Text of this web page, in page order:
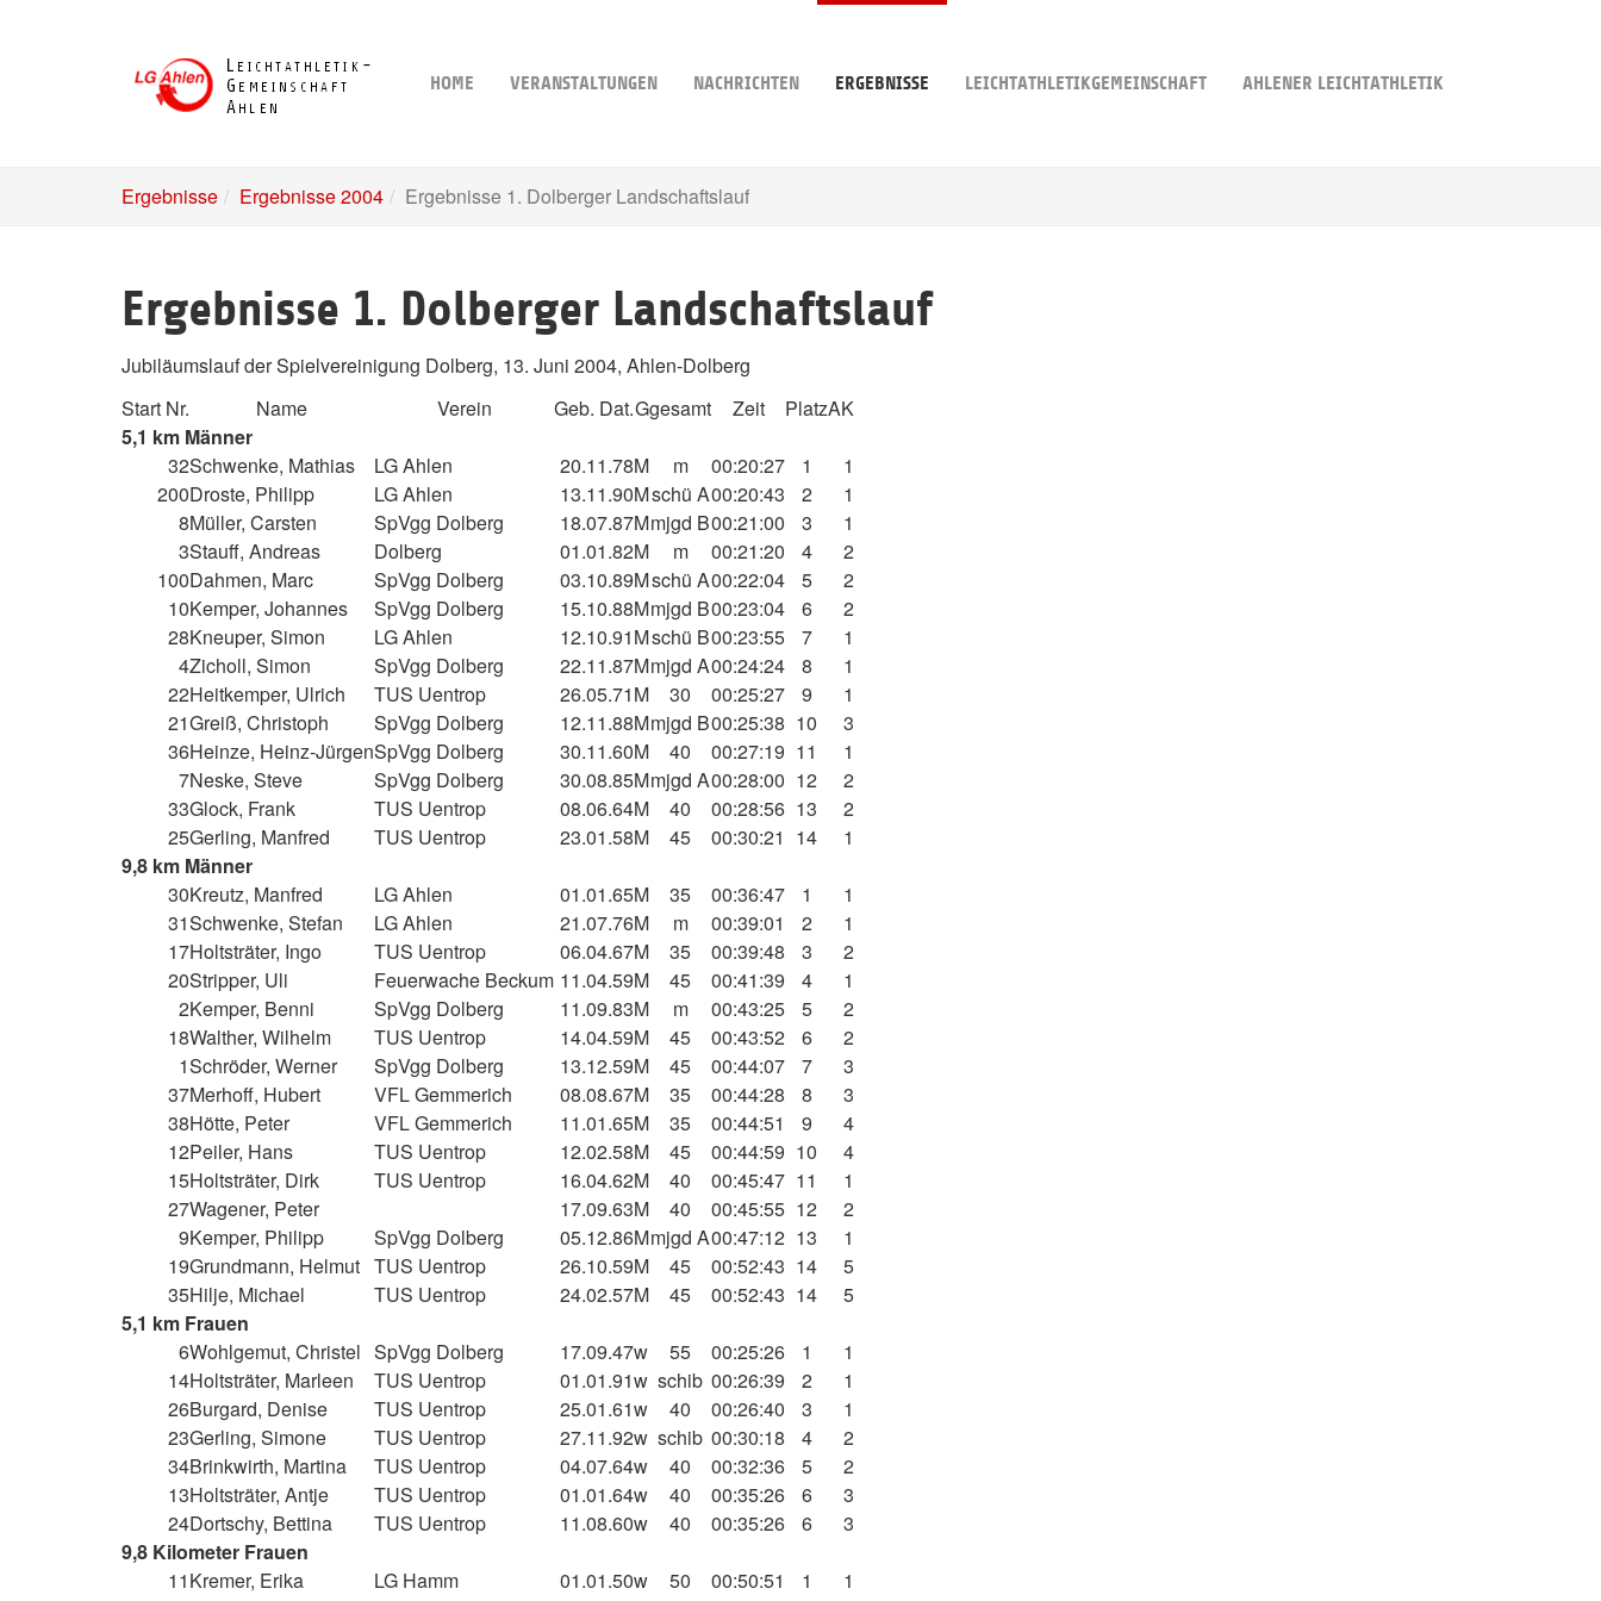
HOME VERANSTALTUNGEN NACHRICHTEN ERGEBNISSE LEICHTATHLETIKGEMEINSCHAFT AHLENER LEICHTATHLETIK
Ergebnisse Ergebnisse 2004 Ergebnisse 1. Dolberger Landschaftslauf
Ergebnisse 1. Dolberger Landschaftslauf
Jubiläumslauf der Spielvereinigung Dolberg, 13. Juni 2004, Ahlen-Dolberg
Start Nr.
Name Verein Geb. Dat.Ggesamt Zeit PlatzAK
5,1 km Männer
32Schwenke, Mathias LG Ahlen 20.11.78M m 00:20:27 1
1
200Droste, Philipp LG Ahlen 13.11.90Mschü A00:20:43 2
1
8Müller, Carsten SpVgg Dolberg 18.07.87Mmjgd B00:21:00 3
1
3Stauff, Andreas Dolberg 01.01.82M m 00:21:20 4
2
100Dahmen, Marc SpVgg Dolberg 03.10.89Mschü A00:22:04 5
2
10Kemper, Johannes SpVgg Dolberg 15.10.88Mmjgd B00:23:04 6
2
28Kneuper, Simon LG Ahlen 12.10.91Mschü B00:23:55 7
1
4Zicholl, Simon SpVgg Dolberg 22.11.87Mmjgd A00:24:24 8
1
22Heitkemper, Ulrich TUS Uentrop 26.05.71M 30 00:25:27 9
1
21Greiß, Christoph SpVgg Dolberg 12.11.88Mmjgd B00:25:38 10
3
36Heinze, Heinz-JürgenSpVgg Dolberg 30.11.60M 40 00:27:19 11
1
7Neske, Steve SpVgg Dolberg 30.08.85Mmjgd A00:28:00 12
2
33Glock, Frank TUS Uentrop 08.06.64M 40 00:28:56 13
2
25Gerling, Manfred TUS Uentrop 23.01.58M 45 00:30:21 14
1
9,8 km Männer
30Kreutz, Manfred LG Ahlen 01.01.65M 35 00:36:47 1
1
31Schwenke, Stefan LG Ahlen 21.07.76M m 00:39:01 2
1
17Holtsträter, Ingo TUS Uentrop 06.04.67M 35 00:39:48 3
2
20Stripper, Uli Feuerwache Beckum 11.04.59M 45 00:41:39 4
1
2Kemper, Benni SpVgg Dolberg 11.09.83M m 00:43:25 5
2
18Walther, Wilhelm TUS Uentrop 14.04.59M 45 00:43:52 6
2
1Schröder, Werner SpVgg Dolberg 13.12.59M 45 00:44:07 7
3
37Merhoff, Hubert VFL Gemmerich 08.08.67M 35 00:44:28 8
3
38Hötte, Peter VFL Gemmerich 11.01.65M 35 00:44:51 9
4
12Peiler, Hans TUS Uentrop 12.02.58M 45 00:44:59 10
4
15Holtsträter, Dirk TUS Uentrop 16.04.62M 40 00:45:47 11
1
27Wagener, Peter 17.09.63M 40 00:45:55 12
2
9Kemper, Philipp SpVgg Dolberg 05.12.86Mmjgd A00:47:12 13
1
19Grundmann, Helmut TUS Uentrop 26.10.59M 45 00:52:43 14
5
35Hilje, Michael TUS Uentrop 24.02.57M 45 00:52:43 14
5
5,1 km Frauen
6Wohlgemut, Christel SpVgg Dolberg 17.09.47w 55 00:25:26 1
1
14Holtsträter, Marleen TUS Uentrop 01.01.91w schib 00:26:39 2
1
26Burgard, Denise TUS Uentrop 25.01.61w 40 00:26:40 3
1
23Gerling, Simone TUS Uentrop 27.11.92w schib 00:30:18 4
2
34Brinkwirth, Martina TUS Uentrop 04.07.64w 40 00:32:36 5
2
13Holtsträter, Antje TUS Uentrop 01.01.64w 40 00:35:26 6
3
24Dortschy, Bettina TUS Uentrop 11.08.60w 40 00:35:26 6
3
9,8 Kilometer Frauen
11Kremer, Erika LG Hamm 01.01.50w 50 00:50:51 1
1